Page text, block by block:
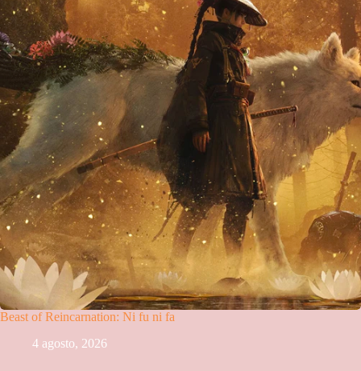
Beast of Reincarnation: Ni fu ni fa
4 agosto, 2026